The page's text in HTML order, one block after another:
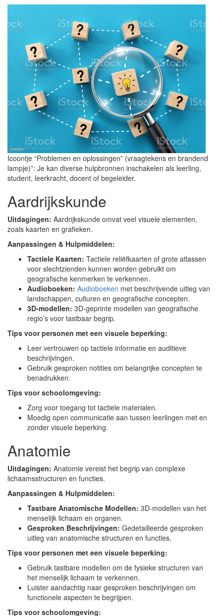
Icoontje “Problemen en oplossingen” (vraagtekens en brandend
lampje)”: Je kan diverse hulpbronnen inschakelen als leerling,
student, leerkracht, docent of begeleider.
Aardrijkskunde
Uitdagingen: Aardrijkskunde omvat veel visuele elementen,
zoals kaarten en grafieken.
Aanpassingen & Hulpmiddelen:
Tactiele Kaarten: Tactiele reliëfkaarten of grote atlassen
voor slechtzienden kunnen worden gebruikt om
geografische kenmerken te verkennen.
Audioboeken: Audioboeken met beschrijvende uitleg van
landschappen, culturen en geografische concepten.
3D-modellen: 3D-geprinte modellen van geografische
regio’s voor tastbaar begrip.
Tips voor personen met een visuele beperking:
Leer vertrouwen op tactiele informatie en auditieve
beschrijvingen.
Gebruik gesproken notities om belangrijke concepten te
benadrukken.
Tips voor schoolomgeving:
Zorg voor toegang tot tactiele materialen.
Moedig open communicatie aan tussen leerlingen met en
zonder visuele beperking.
Anatomie
Uitdagingen: Anatomie vereist het begrip van complexe
lichaamsstructuren en functies.
Aanpassingen & Hulpmiddelen:
Tastbare Anatomische Modellen: 3D-modellen van het
menselijk lichaam en organen.
Gesproken Beschrijvingen: Gedetailleerde gesproken
uitleg van anatomische structuren en functies.
Tips voor personen met een visuele beperking:
Gebruik tastbare modellen om de fysieke structuren van
het menselijk lichaam te verkennen.
Luister aandachtig naar gesproken beschrijvingen om
functionele aspecten te begrijpen.
Tips voor schoolomgeving: